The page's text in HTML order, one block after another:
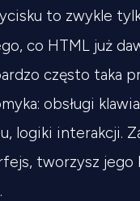
to zwykle
co HTML już
często taka
obsługi
logiki interakcji.
tworzysz jego
zajmujesz — pokażę co